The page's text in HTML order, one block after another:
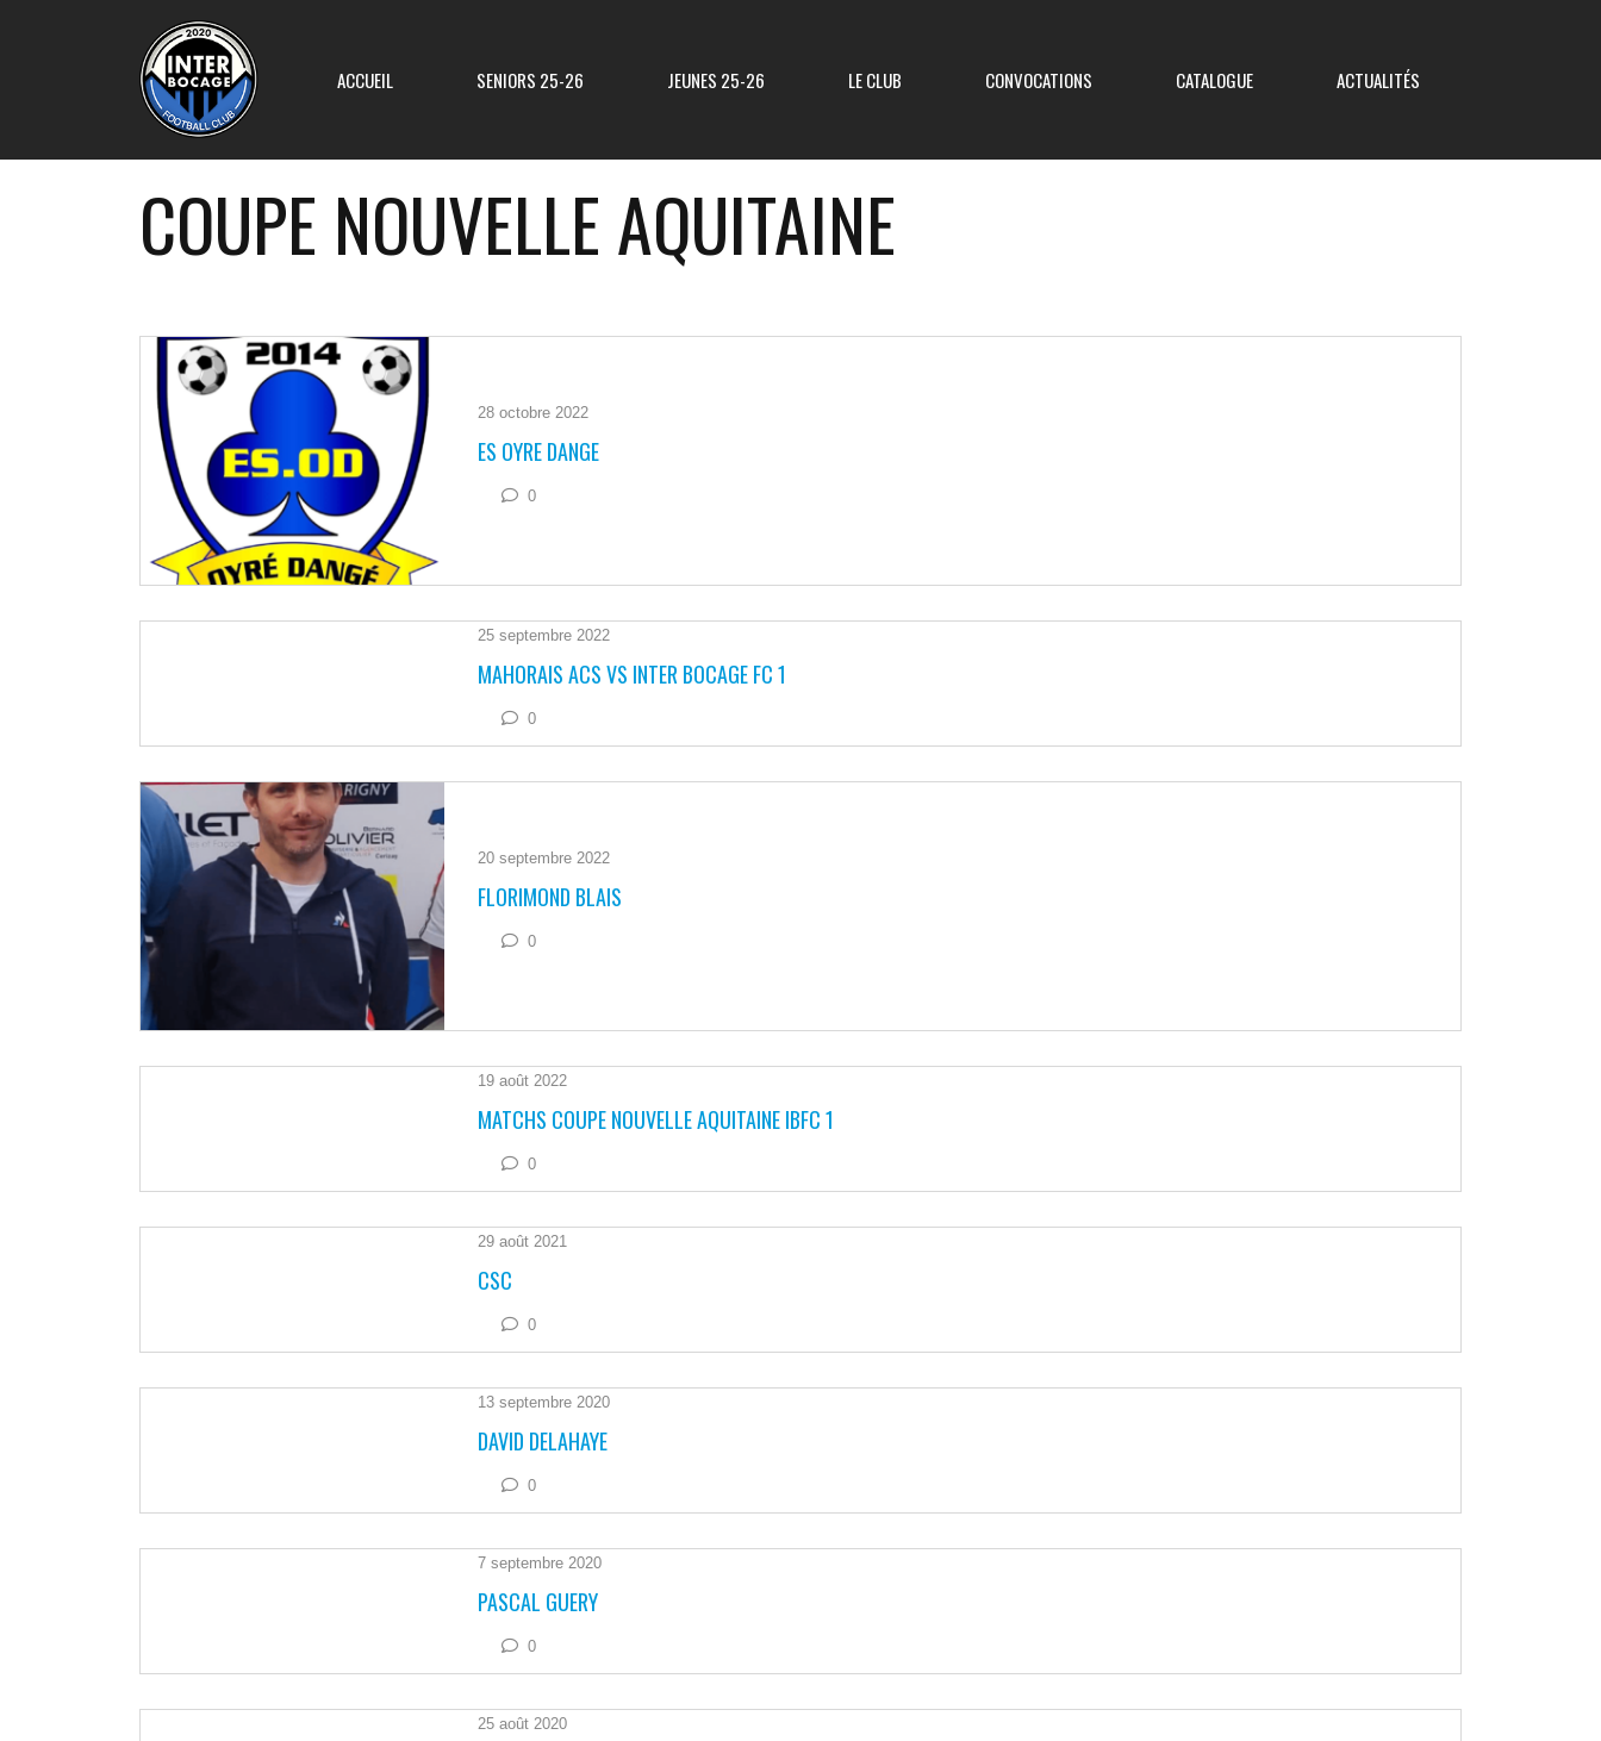
ACCUEIL SENIORS 25-26
Equipe 2
Equipe 3
Equipe 4
Résultats R3
Resultats Div 3 Classement Div 3 Coupe Nouvelle Aquitaine
JEUNES 25-26 LE CLUB CONVOCATIONS CATALOGUE ACTUALITÉS
COUPE NOUVELLE AQUITAINE
28 octobre 2022
ES OYRE DANGE
0
25 septembre 2022
MAHORAIS ACS VS INTER BOCAGE FC 1
0
20 septembre 2022
FLORIMOND BLAIS
0
19 août 2022
MATCHS COUPE NOUVELLE AQUITAINE IBFC 1
0
29 août 2021
CSC
0
13 septembre 2020
DAVID DELAHAYE
0
7 septembre 2020
PASCAL GUERY
0
25 août 2020